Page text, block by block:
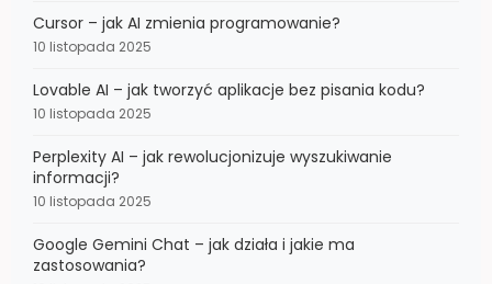
Cursor – jak AI zmienia programowanie?
10 listopada 2025
Lovable AI – jak tworzyć aplikacje bez pisania kodu?
10 listopada 2025
Perplexity AI – jak rewolucjonizuje wyszukiwanie
informacji?
10 listopada 2025
Google Gemini Chat – jak działa i jakie ma
zastosowania?